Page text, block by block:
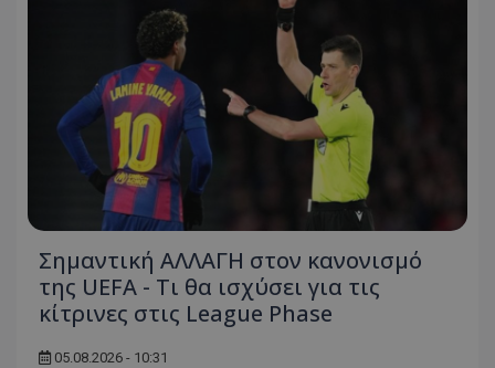
Σημαντική ΑΛΛΑΓΗ στον κανονισμό
της UEFA - Τι θα ισχύσει για τις
κίτρινες στις League Phase
05.08.2026 - 10:31